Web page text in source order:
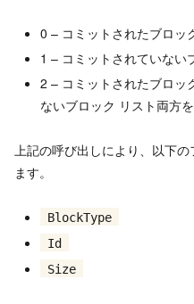
0 – コミットされたブロッ
1 – コミットされていない
2 – コミットされたブロッ
ないブロック リスト両方を
上記の呼び出しにより、以下
ます。
BlockType
Id
Size